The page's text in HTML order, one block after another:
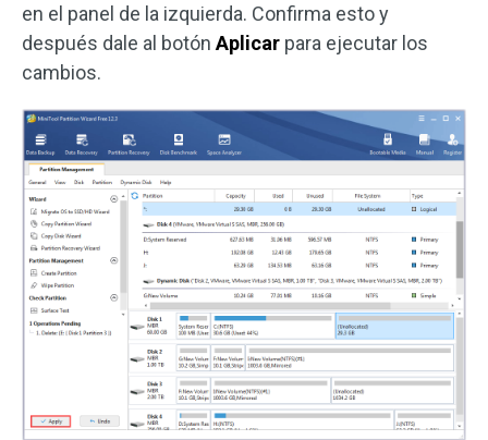
en el panel de la izquierda. Confirma esto y
después dale al botón Aplicar para ejecutar los
cambios.